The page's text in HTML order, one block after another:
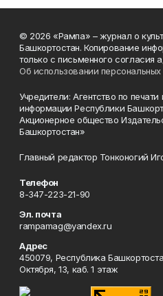
© 2026 «Рампа» – журнал о
Башкортостан. Копирование
только с письменного согласия
Об использовании персональных
Учредители: Агентство по
информации Республики
Акционерное общество
Башкортостан»
Главный редактор Тонконогий
Телефон
8-347-223-21-90
Эл. почта
rampamag@yandex.ru
Адрес
450079, Республика
Октября, 13, каб. 1 этаж